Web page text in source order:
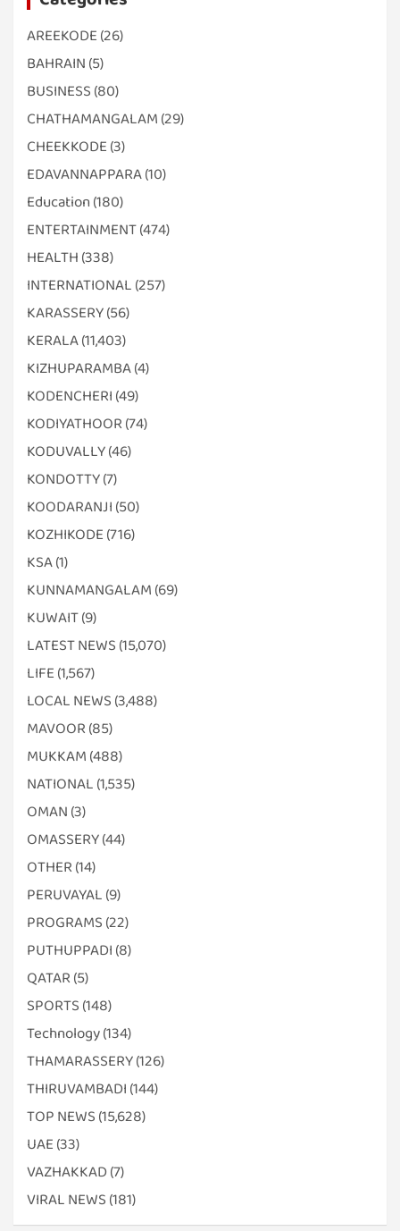
AREEKODE (26)
BAHRAIN (5)
BUSINESS (80)
CHATHAMANGALAM (29)
CHEEKKODE (3)
EDAVANNAPPARA(10)
Education (180)
ENTERTAINMENT(474)
HEALTH (338)
INTERNATIONAL (257)
KARASSERY(56)
KERALA(11,403)
KIZHUPARAMBA(4)
KODENCHERI (49)
KODIYATHOOR (74)
KODUVALLY(46)
KONDOTTY(7)
KOODARANJI (50)
KOZHIKODE (716)
KSA(1)
KUNNAMANGALAM (69)
KUWAIT(9)
LATEST NEWS (15,070)
LIFE (1,567)
LOCAL NEWS (3,488)
MAVOOR (85)
MUKKAM (488)
NATIONAL (1,535)
OMAN (3)
OMASSERY(44)
OTHER (14)
PERUVAYAL (9)
PROGRAMS (22)
PUTHUPPADI (8)
QATAR (5)
SPORTS (148)
Technology(134)
THAMARASSERY(126)
THIRUVAMBADI (144)
TOP NEWS (15,628)
UAE (33)
VAZHAKKAD(7)
VIRAL NEWS (181)